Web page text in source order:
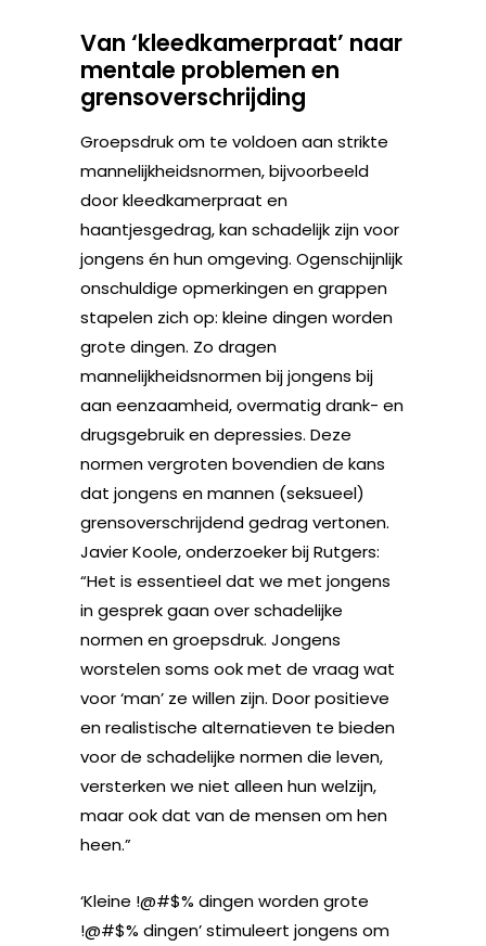
Van ‘kleedkamerpraat’ naar
mentale problemen en
grensoverschrijding
Groepsdruk om te voldoen aan strikte
mannelijkheidsnormen, bijvoorbeeld
door kleedkamerpraat en
haantjesgedrag, kan schadelijk zijn voor
jongens én hun omgeving. Ogenschijnlijk
onschuldige opmerkingen en grappen
stapelen zich op: kleine dingen worden
grote dingen. Zo dragen
mannelijkheidsnormen bij jongens bij
aan eenzaamheid, overmatig drank- en
drugsgebruik en depressies. Deze
normen vergroten bovendien de kans
dat jongens en mannen (seksueel)
grensoverschrijdend gedrag vertonen.
Javier Koole, onderzoeker bij Rutgers:
“Het is essentieel dat we met jongens
in gesprek gaan over schadelijke
normen en groepsdruk. Jongens
worstelen soms ook met de vraag wat
voor ‘man’ ze willen zijn. Door positieve
en realistische alternatieven te bieden
voor de schadelijke normen die leven,
versterken we niet alleen hun welzijn,
maar ook dat van de mensen om hen
heen.”
‘Kleine !@#$% dingen worden grote
!@#$% dingen’ stimuleert jongens om